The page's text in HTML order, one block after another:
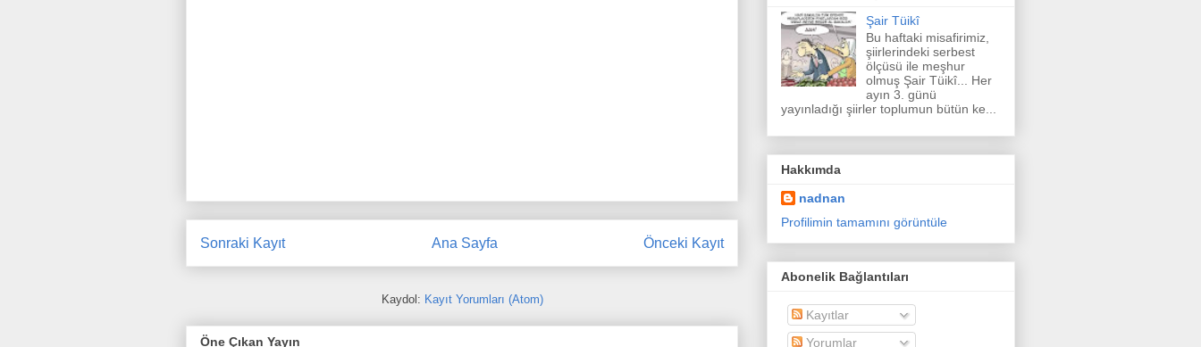
Sonraki Kayıt Önceki Kayıt
Ana Sayfa
Kaydol: Kayıt Yorumları (Atom)
Öne Çıkan Yayın
Şair Tüikî
Bu haftaki misafirimiz,
şiirlerindeki serbest
ölçüsü ile meşhur
olmuş Şair Tüikî... Her
ayın 3. günü
yayınladığı şiirler toplumun bütün ke...
Hakkımda
nadnan
Profilimin tamamını görüntüle
Abonelik Bağlantıları
Kayıtlar
Yorumlar